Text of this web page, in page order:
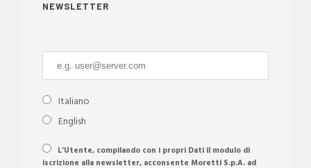
NEWSLETTER
Italiano
English
L’Utente, compilando con i propri Dati il modulo di
iscrizione alla newsletter, acconsente Moretti S.p.A. ad